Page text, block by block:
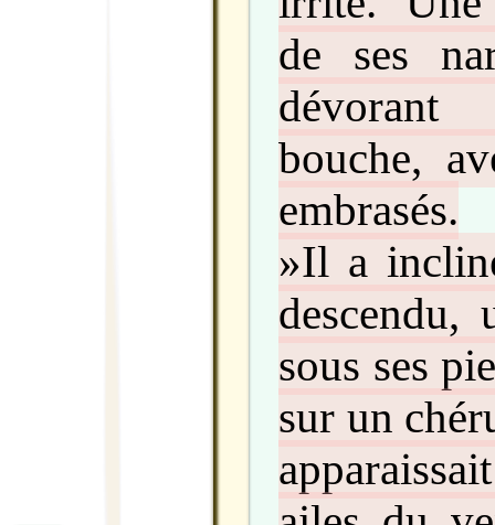
de ses
bouche,
embrasés.
»Il a
descendu,
sous ses
sur un